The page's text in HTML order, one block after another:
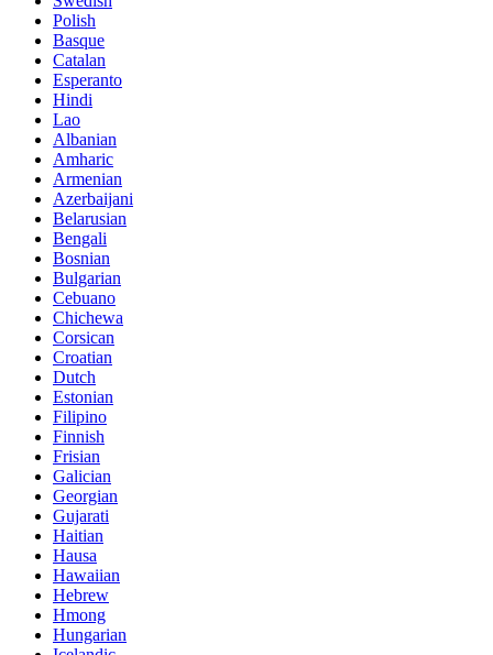
Polish
Basque
Catalan
Esperanto
Hindi
Lao
Albanian
Amharic
Armenian
Azerbaijani
Belarusian
Bengali
Bosnian
Bulgarian
Cebuano
Chichewa
Corsican
Croatian
Dutch
Estonian
Filipino
Finnish
Frisian
Galician
Georgian
Gujarati
Haitian
Hausa
Hawaiian
Hebrew
Hmong
Hungarian